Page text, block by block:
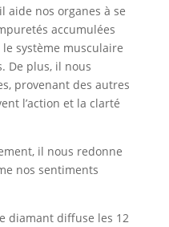
aide nos organes à se
accumulées
système musculaire
De plus, il nous
provenant des autres
l’action et la clarté
il nous redonne
nos sentiments
diamant diffuse les 12